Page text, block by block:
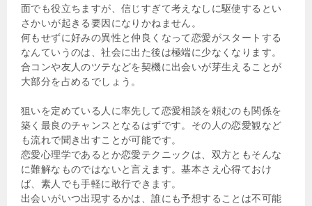
面でも役立ちますが、信じすぎて考えなしに駆使するとい
さかいが起きる要因になりかねません。
何もせずに好みの異性と仲良くなって恋愛がスタートする
なんていうのは、社会に出た後は極端に少なくなります。
合コンや友人のツテなどを契機に出会いが芽生えることが
大部分を占めるでしょう。
狙いを定めている人に率先して恋愛相談を頼むのも関係を
築く最良のチャンスとなるはずです。その人の恋愛観など
も流れで聞き出すことが可能です。
恋愛心理学であるとか恋愛テクニックは、双方ともそんな
に難解なものではないと言えます。基本さえ心得ておけ
ば、素人でも手軽に敢行できます。
出会いがいつ出現するかは、誰にも予想することは不可能